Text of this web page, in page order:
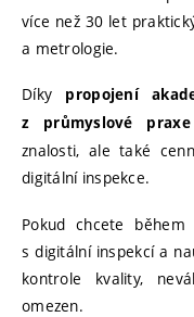
více než 30 let
a metrologie.
Díky propojení
z průmyslové praxe
znalosti, ale také
digitální inspekce.
Pokud chcete
s digitální inspekcí a
kontrole kvality,
omezen.